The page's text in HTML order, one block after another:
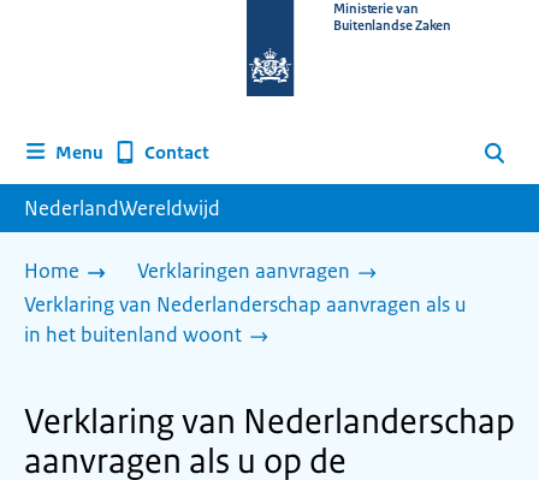
homepage
Ministerie van
Buitenlandse Zaken
Menu Contact Zoeken
NederlandWereldwijd
Home
Verklaringen aanvragen
Verklaring van Nederlanderschap aanvragen als u
in het buitenland woont
Verklaring van Nederlanderschap
aanvragen als u op de